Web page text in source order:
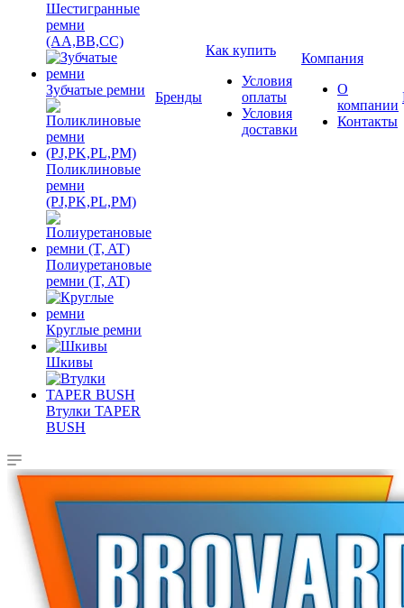
Шестигранные
ремни
(AA,BB,CC)
Зубчатые ремни
Поликлиновые
ремни
(PJ,PK,PL,PM)
Полиуретановые
ремни (T, AT)
Круглые ремни
Шкивы
Втулки TAPER
BUSH
Бренды
Как купить
Условия
оплаты
Условия
доставки
Компания
О
компании
Контакты